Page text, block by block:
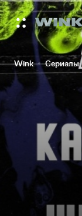
Wink Сериалы